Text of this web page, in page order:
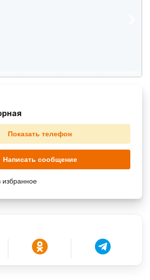
Показать телефон
Написать сообщение
избранное